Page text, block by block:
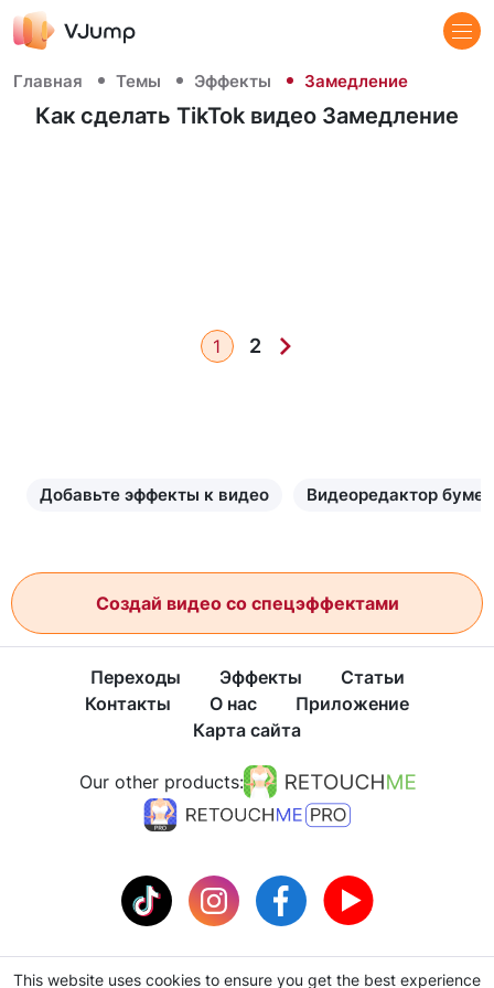
Главная Темы Эффекты Замедление
Как сделать TikTok видео Замедление
1 2
Добавьте эффекты к видео Видеоредактор
Создай видео со спецэффектами
Переходы Эффекты
Статьи
Контакты
О нас
Приложение
Карта сайта
Политика конфиденциальностиУсловия использования
Our other products:
This website uses cookies to ensure you get the best experience